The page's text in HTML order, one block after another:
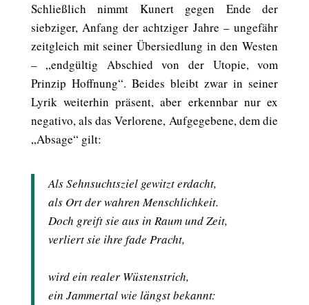
Schließlich nimmt Kunert gegen Ende der
siebziger, Anfang der achtziger Jahre – ungefähr
zeitgleich mit seiner Übersiedlung in den Westen
– „endgültig Abschied von der Utopie, vom
Prinzip Hoffnung“. Beides bleibt zwar in seiner
Lyrik weiterhin präsent, aber erkennbar nur ex
negativo, als das Verlorene, Aufgegebene, dem die
„Absage“ gilt:
Als Sehnsuchtsziel gewitzt erdacht,
als Ort der wahren Menschlichkeit.
Doch greift sie aus in Raum und Zeit,
verliert sie ihre fade Pracht,
wird ein realer Wüstenstrich,
ein Jammertal wie längst bekannt: